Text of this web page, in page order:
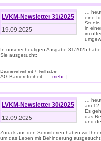
LVKM-Newsletter 31/2025
19.09.2025
…
eine
Studio
in
im
In unserer heutigen Ausgabe 31/2025
Sie ausgesucht:
Barrierefreiheit / Teilhabe
AG Barrierefreiheit ... [ mehr]
LVKM-Newsletter 30/2025
12.09.2025
…
am
Es
das
und
Zurück aus den Sommferien haben wir
um das Leben mit Behinderung ausgesucht: